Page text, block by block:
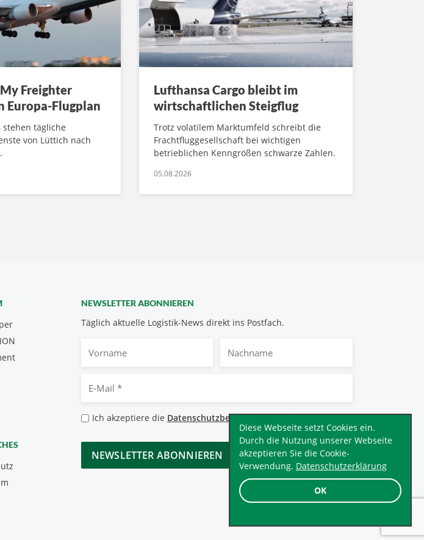
OK
Diese Webseite setzt Cookies ein.
Durch die Nutzung unserer Webseite
akzeptieren Sie die Cookie-
Verwendung. Datenschutzerklärung
Freighter
Europa-Flugplan
stehen tägliche
von Lüttich nach
Lufthansa Cargo bleibt im
wirtschaftlichen Steigflug
Trotz volatilem Marktumfeld schreibt die
Frachtfluggesellschaft bei wichtigen
betrieblichen Kenngrößen schwarze Zahlen.
05.08.2026
NEWSLETTER ABONNIEREN
Täglich aktuelle Logistik-News direkt ins Postfach.
Mail
Datenschutzbestimmungen
Ich akzeptiere die Datenschutzbestimmungen.*
CAPTCHA